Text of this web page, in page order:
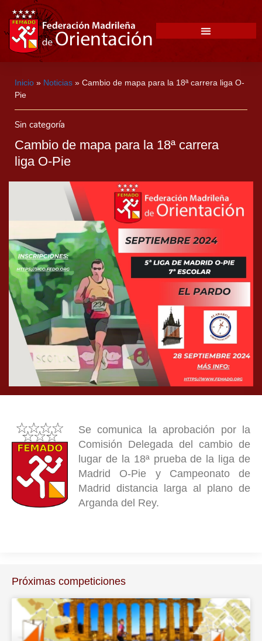
Inicio » Noticias » Cambio de mapa para la 18ª carrera liga O-
Pie
Sin categoría
Cambio de mapa para la 18ª carrera
liga O-Pie
Se comunica la aprobación por la
Comisión Delegada del cambio de
lugar de la 18ª prueba de la liga de
Madrid O-Pie y Campeonato de
Madrid distancia larga al plano de
Arganda del Rey.
Próximas competiciones